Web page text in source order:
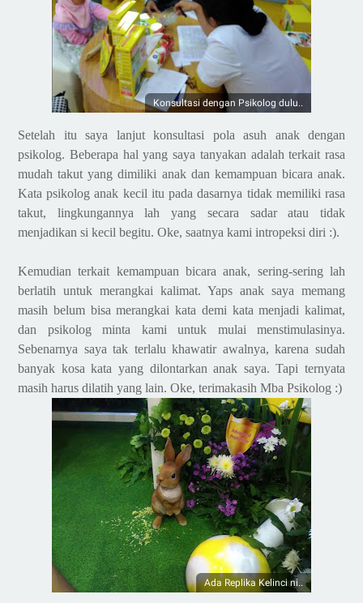
Konsultasi dengan Psikolog dulu..
Setelah itu saya lanjut konsultasi pola asuh anak dengan
psikolog. Beberapa hal yang saya tanyakan adalah terkait rasa
mudah takut yang dimiliki anak dan kemampuan bicara anak.
Kata psikolog anak kecil itu pada dasarnya tidak memiliki rasa
takut, lingkungannya lah yang secara sadar atau tidak
menjadikan si kecil begitu. Oke, saatnya kami intropeksi diri :).
Kemudian terkait kemampuan bicara anak, sering-sering lah
berlatih untuk merangkai kalimat. Yaps anak saya memang
masih belum bisa merangkai kata demi kata menjadi kalimat,
dan psikolog minta kami untuk mulai menstimulasinya.
Sebenarnya saya tak terlalu khawatir awalnya, karena sudah
banyak kosa kata yang dilontarkan anak saya. Tapi ternyata
masih harus dilatih yang lain. Oke, terimakasih Mba Psikolog :)
Ada Replika Kelinci ni..